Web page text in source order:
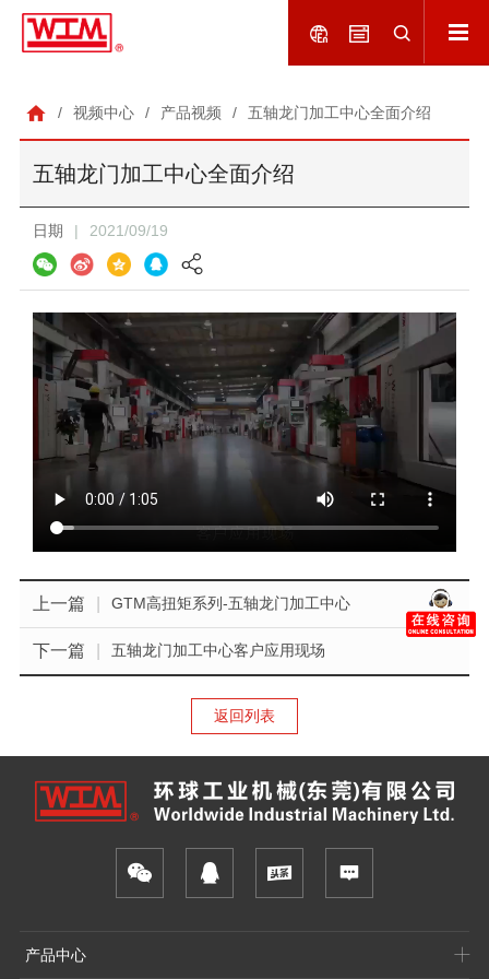
/ 视频中心 / 产品视频 / 五轴龙门加工中心全面介绍
五轴龙门加工中心全面介绍
日期 | 2021/09/19
上一篇 GTM高扭矩系列-五轴龙门加工中心
下一篇 五轴龙门加工中心客户应用现场
返回列表
产品中心